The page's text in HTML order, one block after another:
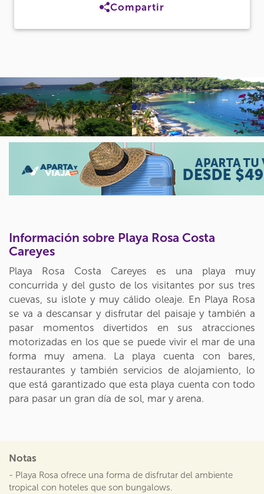
Compartir
Información sobre Playa Rosa Costa
Careyes
Playa Rosa Costa Careyes es una playa muy
concurrida y del gusto de los visitantes por sus tres
cuevas, su islote y muy cálido oleaje. En Playa Rosa
se va a descansar y disfrutar del paisaje y también a
pasar momentos divertidos en sus atracciones
motorizadas en los que se puede vivir el mar de una
forma muy amena. La playa cuenta con bares,
restaurantes y también servicios de alojamiento, lo
que está garantizado que esta playa cuenta con todo
para pasar un gran día de sol, mar y arena.
Notas
- Playa Rosa ofrece una forma de disfrutar del ambiente
tropical con hoteles que son bungalows.